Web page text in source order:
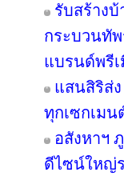
รับสร้าง
กระบวนทั
แบรนด์พรี
แสนสิริส่
ทุกเซกเม
อสังหาฯ
ดีไซน์ใหญ่